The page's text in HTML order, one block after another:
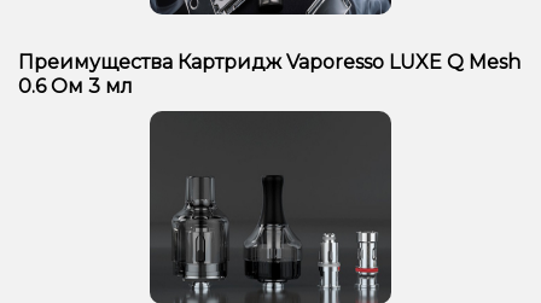
Преимущества Картридж Vaporesso LUXE Q Mesh
0.6 Ом 3 мл